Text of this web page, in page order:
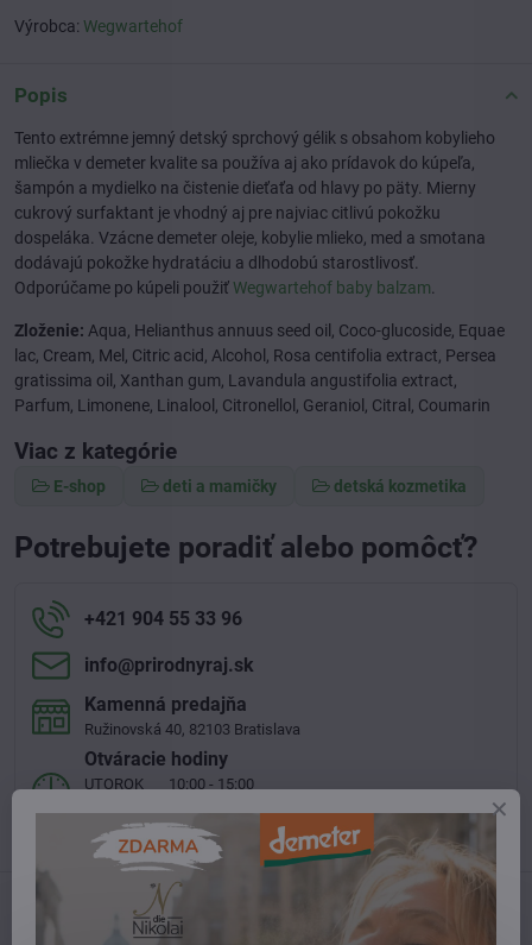
Výrobca: Wegwartehof
Popis
Tento extrémne jemný detský sprchový gélik s obsahom kobylieho
mliečka v demeter kvalite sa používa aj ako prídavok do kúpeľa,
šampón a mydielko na čistenie dieťaťa od hlavy po päty. Mierny
cukrový surfaktant je vhodný aj pre najviac citlivú pokožku
dospeláka. Vzácne demeter oleje, kobylie mlieko, med a smotana
dodávajú pokožke hydratáciu a dlhodobú starostlivosť.
Odporúčame po kúpeli použiť Wegwartehof baby balzam
Zloženie: Aqua, Helianthus annuus seed oil, Coco-glucoside, Equae
lac, Cream, Mel, Citric acid, Alcohol, Rosa centifolia extract, Persea
gratissima oil, Xanthan gum, Lavandula angustifolia extract,
Parfum, Limonene, Linalool, Citronellol, Geraniol, Citral, Coumarin
Viac z kategórie
E-shop deti a mamičky detská kozmetika
Potrebujete poradiť alebo pomôcť?
+421 904 55 33 96
info​@prirodnyraj​.sk
Kamenná predajňa
Ružinovská 40, 82103 Bratislava
Otváracie hodiny
UTOROK 10:00 - 15:00
ŠTVRTOK 10:00 - 15:00
Predchádzajúci produkt Nasledujúci produkt